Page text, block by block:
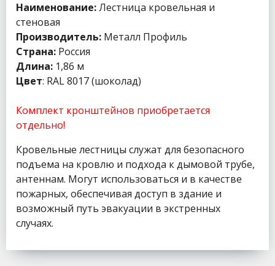
Наименование:Лестница кровельная и
стеновая
Производитель: Металл Профиль
Страна: Россия
Длина: 1,86 м
Цвет: RAL 8017 (шоколад)
Комплект кронштейнов приобретается
отдельно!
Кровельные лестницы служат для безопасного
подъема на кровлю и подхода к дымовой трубе,
антеннам. Могут использоваться и в качестве
пожарных, обеспечивая доступ в здание и
возможный путь эвакуации в экстренных
случаях.